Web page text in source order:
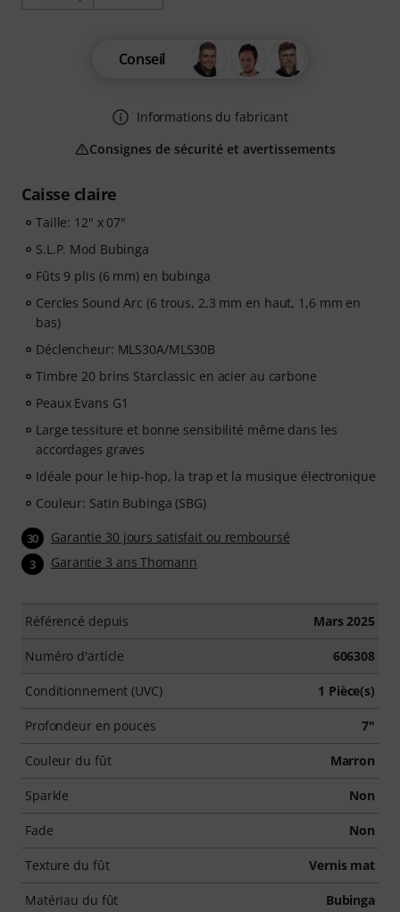
Caisse claire
Taille: 12" x 07"
S.L.P. Mod Bubinga
Fûts 9 plis (6 mm) en bubinga
Cercles Sound Arc (6 trous, 2,3 mm en haut, 1,6 mm en
bas)
Déclencheur: MLS30A/MLS30B
Timbre 20 brins Starclassic en acier au carbone
Peaux Evans G1
Large tessiture et bonne sensibilité même dans les
accordages graves
Idéale pour le hip-hop, la trap et la musique électronique
Couleur: Satin Bubinga (SBG)
30 Garantie 30 jours satisfait ou remboursé
3 Garantie 3 ans Thomann
Référencé depuis Mars 2025
Numéro d'article 606308
Conditionnement (UVC) 1 Pièce(s)
Profondeur en pouces 7"
Couleur du fût Marron
Sparkle Non
Fade Non
Texture du fût Vernis mat
Matériau du fût Bubinga
Conseil
Informations du fabricant
Consignes de sécurité et avertissements